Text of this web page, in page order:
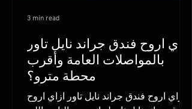
ازاي اروح فندق جراند نايل تاور
بالمواصلات العامة وأقرب
محطة مترو؟
ازاي اروح فندق جراند نايل تاور ازاي اروح
3 min read